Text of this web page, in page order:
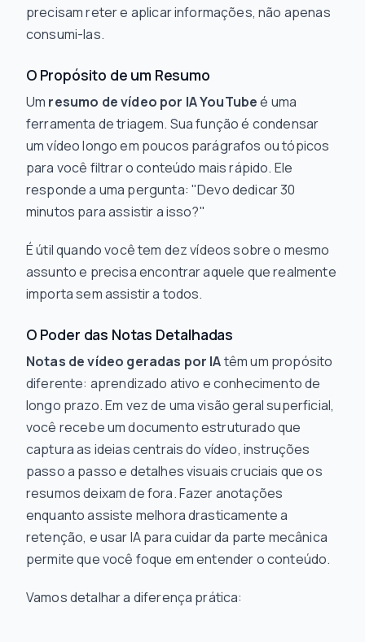
precisam reter e aplicarinformações, não apenas
consumi-las.
O Propósito de um Resumo
Um resumo de vídeo por IA YouTubeé uma
ferramenta de triagem. Sua função é condensar
um vídeo longo em poucos parágrafos ou tópicos
para você filtrar o conteúdo mais rápido. Ele
responde a uma pergunta: "Devo dedicar 30
minutos para assistir a isso?"
É útil quando você tem dez vídeos sobre o mesmo
assunto e precisa encontrar aquele que realmente
importa sem assistir a todos.
O Poder das Notas Detalhadas
Notas de vídeo geradas por IAtêm um propósito
diferente: aprendizado ativo e conhecimento de
longo prazo. Em vez de uma visão geral superficial,
você recebe um documento estruturado que
captura as ideias centrais do vídeo, instruções
passo a passo e detalhes visuais cruciais que os
resumos deixam de fora. Fazer anotações
enquanto assiste melhora drasticamente a
retenção, e usar IA para cuidar da parte mecânica
permite que você foque em entender o conteúdo.
Vamos detalhar a diferença prática: